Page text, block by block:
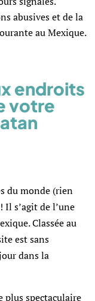
abusives et de la
au Mexique.
endroits
votre
du monde (rien
Il s’agit de l’une
Classée au
est sans
dans la
plus spectaculaire